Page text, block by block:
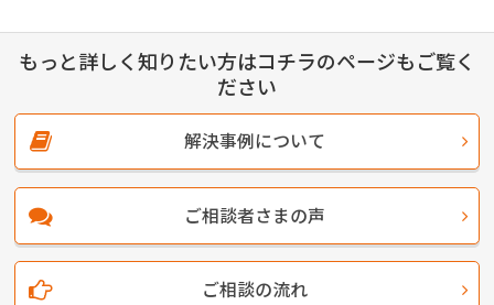
もっと詳しく知りたい方はコチラのページもご覧く
ださい
解決事例について
ご相談者さまの声
ご相談の流れ